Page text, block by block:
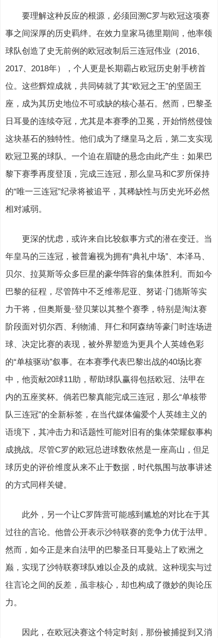
要理解这种反应的根源，必须回溯C罗与欧冠这项赛
事之间深厚的历史羁绊。在效力皇家马德里期间，他率领
球队创造了史无前例的欧冠改制后三连冠伟业（2016、
2017、2018年），个人更是长期霸占欧冠历史射手榜首
位。这些辉煌成就，共同铸就了其“欧冠之王”的坚固王
座，成为其历史地位不可或缺的核心基石。然而，巴黎圣
日耳曼的连续夺冠，尤其是本赛季的卫冕，开始悄然侵蚀
这块基石的独特性。他们成为了继皇马之后，第二支实现
欧冠卫冕的球队。一个迫在眉睫的悬念由此产生：如果巴
黎下赛季再度登顶，完成三连冠，那么皇马和C罗所保持
的“唯一三连冠”纪录将被追平，其稀缺性与历史光环必然
相对减弱。
更深的忧虑，或许来自比较叙事方式的潜在变迁。当
年皇马的三连冠，被普遍视为拥有“典礼中场”、本泽马、
贝尔、拉莫斯等众多巨星的豪华阵容的集体胜利。而如今
巴黎的征程，尽管阵中不乏维蒂尼亚、努诺·门德斯等实
力干将，但奥斯曼·登贝莱以其整个赛季，特别是淘汰赛
阶段面对切尔西、利物浦、拜仁和阿森纳等豪门时连场进
球、决定比赛的表现，被外界塑造为更具个人英雄色彩
的“单核驱动”叙事。在本赛季代表巴黎出战的40场比赛
中，他贡献20球11助，帮助球队赢得包括欧冠、法甲在
内的五座奖杯。倘若巴黎真能完成三连冠，那么“单核带
队三连冠”的全新标签，在当代媒体偏爱个人英雄主义的
语境下，其冲击力和话题性可能对旧有的集体荣耀叙事构
成挑战。尽管C罗的欧冠总进球数依然是一座高山，但足
球历史的评价维度从来不止于数据，时代氛围与故事讲述
的方式同样关键。
此外，另一个让C罗阵营可能感到尴尬的对比在于其
过往的言论。他曾公开表示沙特联赛的竞争力优于法甲。
然而，如今正是来自法甲的巴黎圣日耳曼站上了欧洲之
巅，实现了沙特联赛球队难以企及的成就。这种现实与过
往言论之间的反差，虽非核心，却也构成了微妙的舆论压
力。
因此，在欧冠决赛这个特定时刻，那份被捕捉到又消